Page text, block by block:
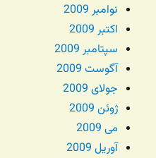
نوامبر 2009
اکتبر 2009
سپتامبر 2009
آگوست 2009
جولای 2009
ژوئن 2009
می 2009
آوریل 2009